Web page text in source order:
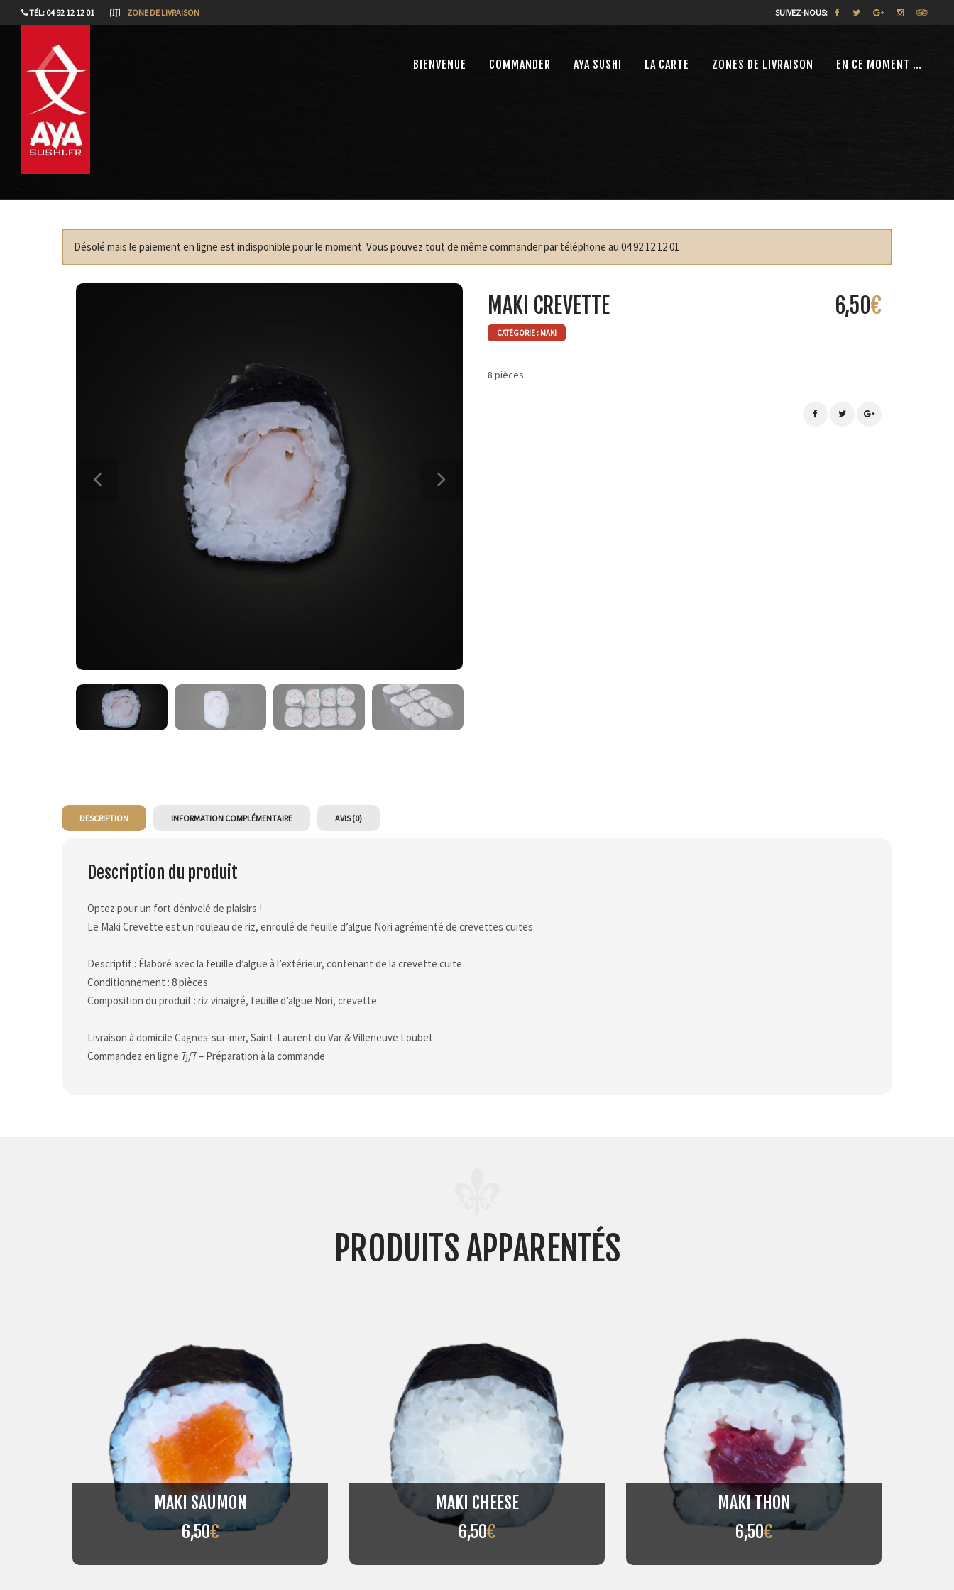
TÉL: 04 92 12 12 01 ZONE DE LIVRAISON SUIVEZ-NOUS:
BIENVENUE COMMANDER AYA SUSHI LA CARTE ZONES DE LIVRAISON EN CE MOMENT …
Désolé mais le paiement en ligne est indisponible pour le moment. Vous pouvez tout de même commander par téléphone au 04 92 12 12 01
MAKI CREVETTE 6,50€
CATÉGORIE : MAKI
8 pièces
DESCRIPTION INFORMATION COMPLÉMENTAIRE AVIS (0)
Description du produit
Optez pour un fort dénivelé de plaisirs !
Le Maki Crevette est un rouleau de riz, enroulé de feuille d’algue Nori agrémenté de crevettes cuites.
Descriptif : Élaboré avec la feuille d’algue à l’extérieur, contenant de la crevette cuite
Conditionnement : 8 pièces
Composition du produit : riz vinaigré, feuille d’algue Nori, crevette
Livraison à domicile Cagnes-sur-mer, Saint-Laurent du Var & Villeneuve Loubet
Commandez en ligne 7j/7 – Préparation à la commande
PRODUITS APPARENTÉS
MAKI SAUMON
6,50€
MAKI CHEESE
6,50€
MAKI THON
6,50€